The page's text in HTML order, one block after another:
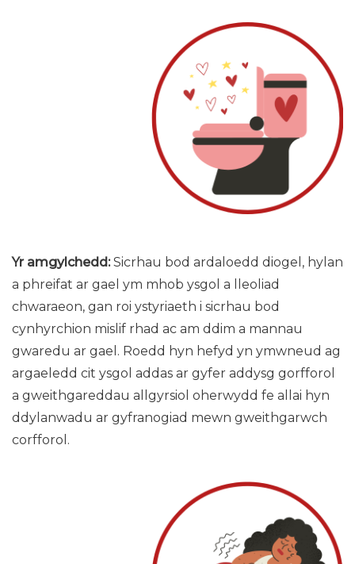
Yr amgylchedd:Sicrhau bod ardaloedd diogel, hylan
a phreifat ar gael ym mhob ysgol a lleoliad
chwaraeon, gan roi ystyriaeth i sicrhau bod
cynhyrchion mislif rhad ac am ddim a mannau
gwaredu ar gael. Roedd hyn hefyd yn ymwneud ag
argaeledd cit ysgol addas ar gyfer addysg gorfforol
a gweithgareddau allgyrsiol oherwydd fe allai hyn
ddylanwadu ar gyfranogiad mewn gweithgarwch
corfforol.